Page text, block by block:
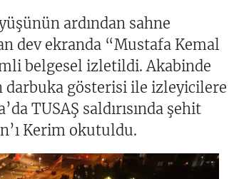
ardından sahne
dev ekranda “Mustafa Kemal
belgesel izletildi. Akabinde
darbuka gösterisi ile izleyicilere
TUSAŞ saldırısında şehit
Kerim okutuldu.